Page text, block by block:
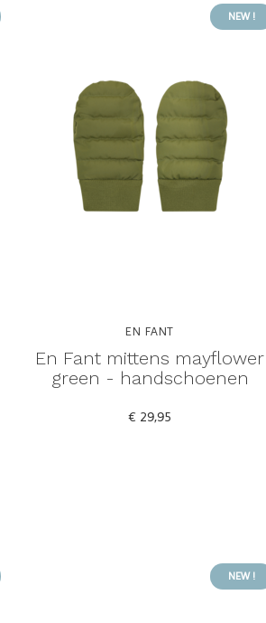
NEW !
EN FANT
En Fant mittens mayflower
green - handschoenen
€ 29,95
NEW !